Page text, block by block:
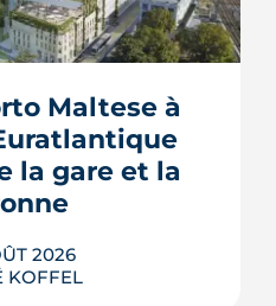
Maltese à
la gare et la
2026
KOFFEL